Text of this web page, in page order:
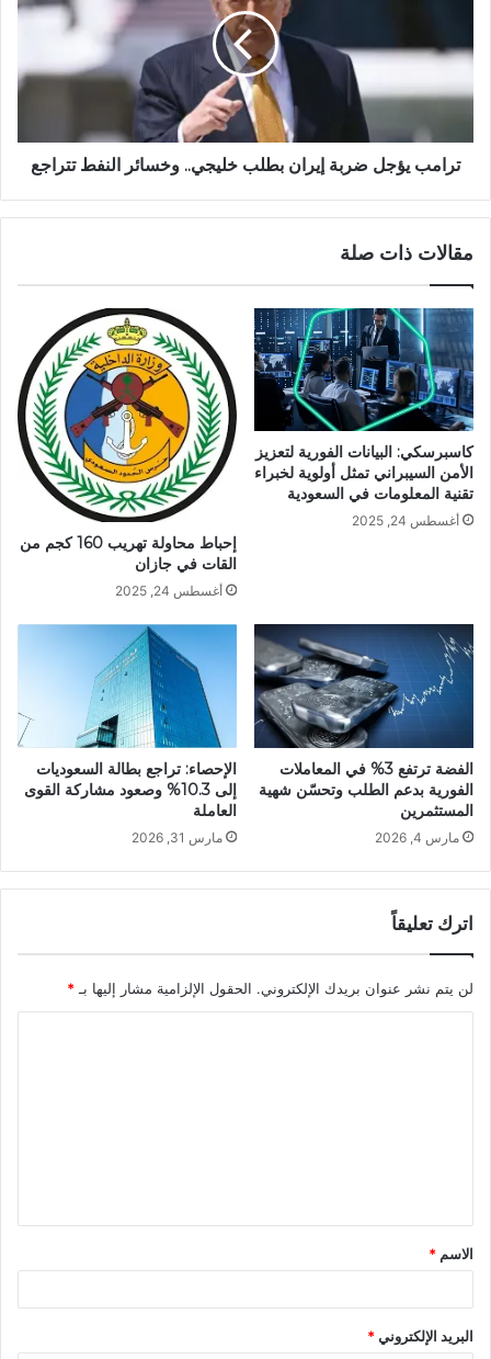
ترامب يؤجل ضربة إيران بطلب خليجي.. وخسائر النفط تتراجع
مقالات ذات صلة
كاسبرسكي: البيانات الفورية لتعزيز
الأمن السيبراني تمثل أولوية لخبراء
تقنية المعلومات في السعودية
أغسطس 24, 2025
إحباط محاولة تهريب 160 كجم من
القات في جازان
أغسطس 24, 2025
الفضة ترتفع 3% في المعاملات
الفورية بدعم الطلب وتحسّن شهية
المستثمرين
مارس 4, 2026
الإحصاء: تراجع بطالة السعوديات
إلى 10.3% وصعود مشاركة القوى
العاملة
مارس 31, 2026
اترك تعليقاً
لن يتم نشر عنوان بريدك الإلكتروني. الحقول الإلزامية مشار إليها بـ *
ق
*
الاسم *
البريد الإلكتروني*